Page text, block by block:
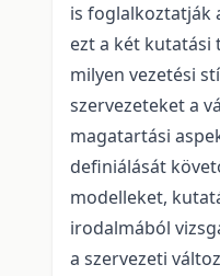
is foglalkoztatják
ezt a két kutatási
milyen vezetési
szervezeteket a
magatartási
definiálását
modelleket,
irodalmából
a szervezeti